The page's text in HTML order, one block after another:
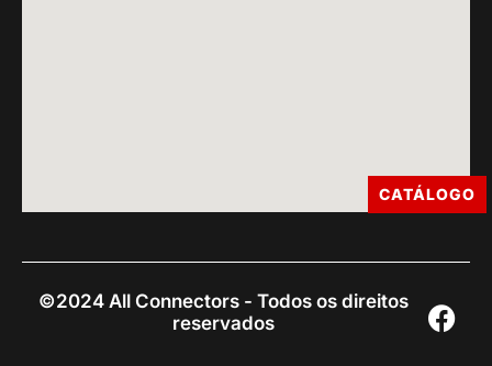
©2024 All Connectors - Todos os direitos
reservados
CATÁLOGO